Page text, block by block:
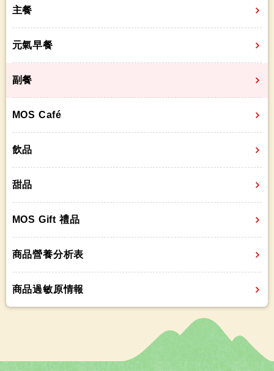
主餐
元氣早餐
副餐
MOS Café
飲品
甜品
MOS Gift 禮品
商品營養分析表
商品過敏原情報